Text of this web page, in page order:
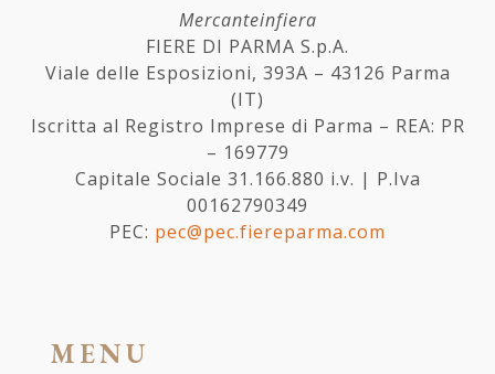
Mercanteinfiera
FIERE DI PARMA S.p.A.
Viale delle Esposizioni, 393A – 43126 Parma
(IT)
Iscritta al Registro Imprese di Parma – REA: PR
– 169779
Capitale Sociale 31.166.880 i.v. | P.Iva
00162790349
PEC: pec@pec.fiereparma.com
MENU